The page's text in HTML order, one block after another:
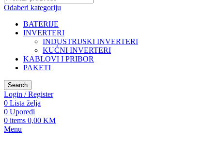
Odaberi kategoriju
BATERIJE
INVERTERI
INDUSTRIJSKI INVERTERI
KUĆNI INVERTERI
KABLOVI I PRIBOR
PAKETI
Search
Login / Register
0 Lista želja
0 Uporedi
0 items 0,00 KM
Menu